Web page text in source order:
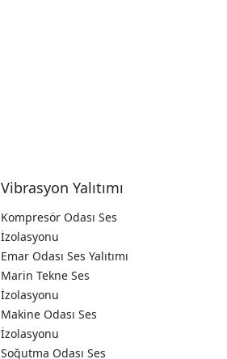
Vibrasyon Yalıtımı
Kompresör Odası Ses
İzolasyonu
Emar Odası Ses Yalıtımı
Marin Tekne Ses
İzolasyonu
Makine Odası Ses
İzolasyonu
Soğutma Odası Ses